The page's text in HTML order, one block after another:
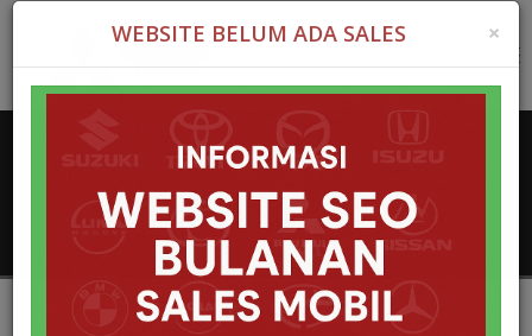
×
WEBSITE BELUM ADA SALES
Mitsubishi Tractor Head Tangerang
Home Mobil Mitsubishi Tractor Head